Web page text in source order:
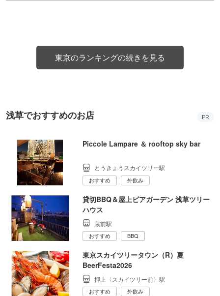
東京のランキングの続きを見る
浅草でおすすめのお店 PR
Piccole Lampare ＆ rooftop sky bar
とうきょうスカイツリー駅
おすすめ 外飲み
貸切BBQ＆屋上ビアガーデン 浅草ツリー
ハウス
蔵前駅
おすすめ BBQ
東京スカイツリータウン（R）夏
BeerFesta2026
押上〈スカイツリー前〉駅
おすすめ 外飲み